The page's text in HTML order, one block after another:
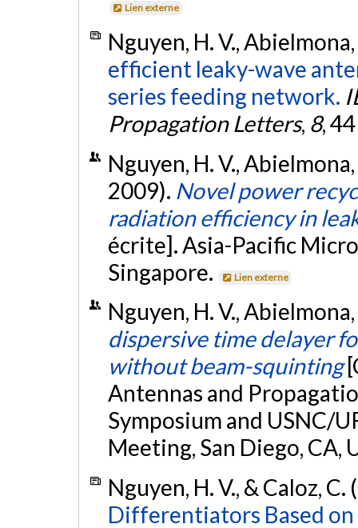
Lien externe
Nguyen, H. V.,
efficient leaky-wave
series feeding network.
Propagation Letters, 8,
Nguyen, H. V.,
2009). Novel power
radiation efficiency in
écrite]. Asia-Pacific
Singapore.
Lien externe
Nguyen, H. V.,
dispersive time delayer
without beam-squinting
Antennas and
Symposium and USNC/
Meeting, San Diego, CA,
Nguyen, H. V., & Caloz,
Differentiators Based